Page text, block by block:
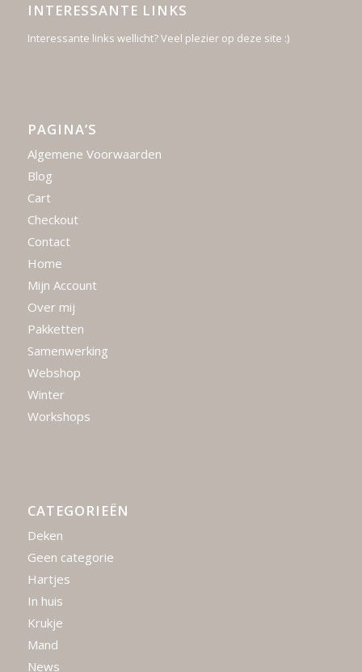
INTERESSANTE LINKS
Interessante links wellicht? Veel plezier op deze site :)
PAGINA’S
Algemene Voorwaarden
Blog
Cart
Checkout
Contact
Home
Mijn Account
Over mij
Pakketten
Samenwerking
Webshop
Winter
Workshops
CATEGORIEËN
Deken
Geen categorie
Hartjes
In huis
Krukje
Mand
News